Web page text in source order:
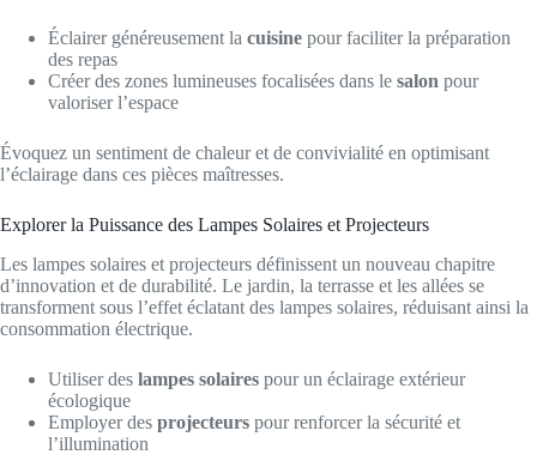
Éclairer généreusement la cuisine pour faciliter la préparation
des repas
Créer des zones lumineuses focalisées dans le salon pour
valoriser l’espace
Évoquez un sentiment de chaleur et de convivialité en optimisant
l’éclairage dans ces pièces maîtresses.
Explorer la Puissance des Lampes Solaires et Projecteurs
Les lampes solaires et projecteurs définissent un nouveau chapitre
d’innovation et de durabilité. Le jardin, la terrasse et les allées se
transforment sous l’effet éclatant des lampes solaires, réduisant ainsi la
consommation électrique.
Utiliser des lampes solaires pour un éclairage extérieur
écologique
Employer des projecteurs pour renforcer la sécurité et
l’illumination